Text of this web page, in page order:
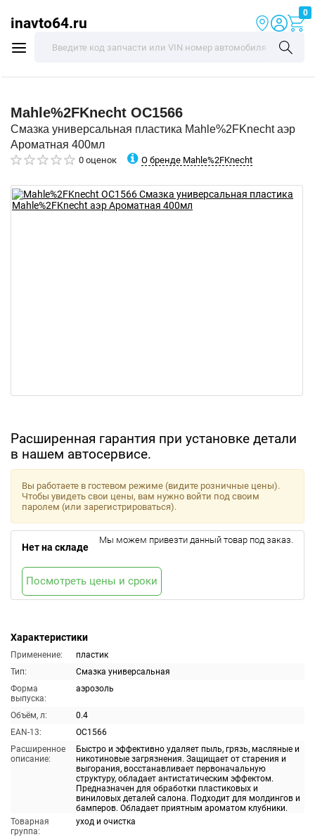
inavto64.ru
0
Mahle%2FKnecht OC1566
Смазка универсальная пластика Mahle%2FKnecht аэр
Ароматная 400мл
0 оценок О бренде Mahle%2FKnecht
Расширенная гарантия при установке детали
в нашем автосервисе.
Характеристики
Применение:
пластик
Тип:
Смазка универсальная
Форма
выпуска:
аэрозоль
Объём, л:
0.4
EAN-13:
OC1566
Расширенное
описание:
Быстро и эффективно удаляет пыль, грязь, масляные и
никотиновые загрязнения. Защищает от старения и
выгорания, восстанавливает первоначальную
структуру, обладает антистатическим эффектом.
Предназначен для обработки пластиковых и
виниловых деталей салона. Подходит для молдингов и
бамперов. Обладает приятным ароматом клубники.
Товарная
группа:
уход и очистка
Вы работаете в гостевом режиме (видите розничные цены).
Чтобы увидеть свои цены, вам нужно войти под своим
паролем (или зарегистрироваться).
Нет на складе
Мы можем привезти данный товар под заказ.
Посмотреть цены и сроки